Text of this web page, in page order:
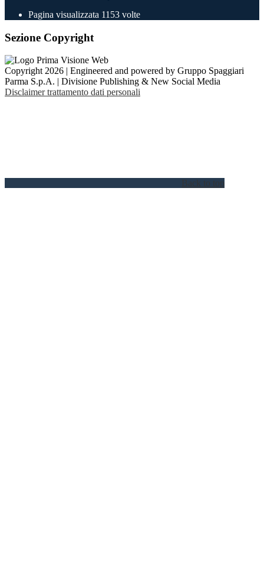
Pagina visualizzata 1153 volte
Sezione Copyright
Copyright 2026 | Engineered and powered by Gruppo Spaggiari
Parma S.p.A. | Divisione Publishing & New Social Media
Disclaimer trattamento dati personali
Back to top